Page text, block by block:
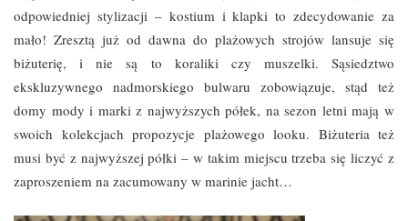
odpowiedniej stylizacji – kostium i klapki to zdecydowanie za
mało! Zresztą już od dawna do plażowych strojów lansuje się
biżuterię, i nie są to koraliki czy muszelki. Sąsiedztwo
ekskluzywnego nadmorskiego bulwaru zobowiązuje, stąd też
domy mody i marki z najwyższych półek, na sezon letni mają w
swoich kolekcjach propozycje plażowego looku. Biżuteria też
musi być z najwyższej półki – w takim miejscu trzeba się liczyć z
zaproszeniem na zacumowany w marinie jacht…